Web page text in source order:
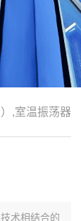
,室温振荡器
术相结合的